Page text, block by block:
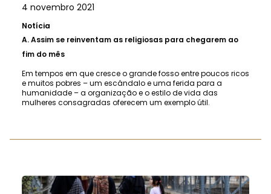
4 novembro 2021
Notícia
A.Assim se reinventam as religiosas para chegarem ao
fim do mês
Em tempos em que cresce o grande fosso entre poucos ricos
e muitos pobres – um escândalo e uma ferida para a
humanidade – a organização e o estilo de vida das
mulheres consagradas oferecem um exemplo útil.